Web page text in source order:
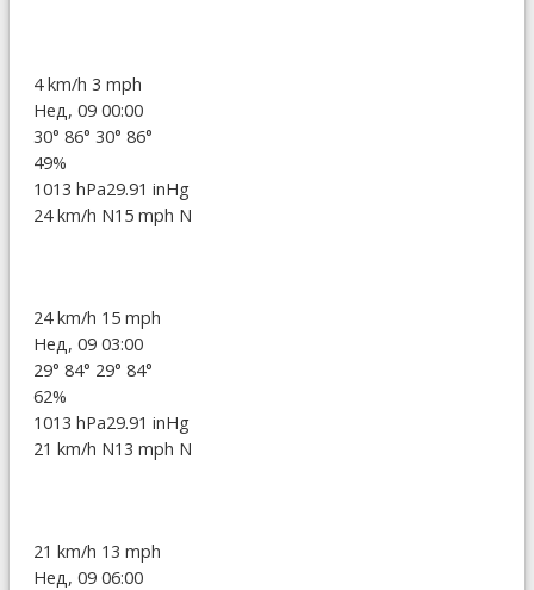
4 km/h 3 mph
Нед, 09 00:00
30° 86° 30° 86°
49%
1013 hPa29.91 inHg
24 km/h N15 mph N
24 km/h 15 mph
Нед, 09 03:00
29° 84° 29° 84°
62%
1013 hPa29.91 inHg
21 km/h N13 mph N
21 km/h 13 mph
Нед, 09 06:00